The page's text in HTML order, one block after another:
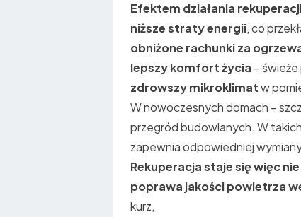
Efektem działania
niższe straty energii, co
obniżone rachunki za
lepszy komfort życia –
zdrowszy mikroklimatw
W nowoczesnych domach –
przegród budowlanych. W
zapewnia odpowiedniej
Rekuperacja staje się więc
poprawa jakości powietrza
kurz,